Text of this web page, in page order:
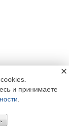
и принимаете
×